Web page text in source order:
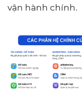
vận hành chính.